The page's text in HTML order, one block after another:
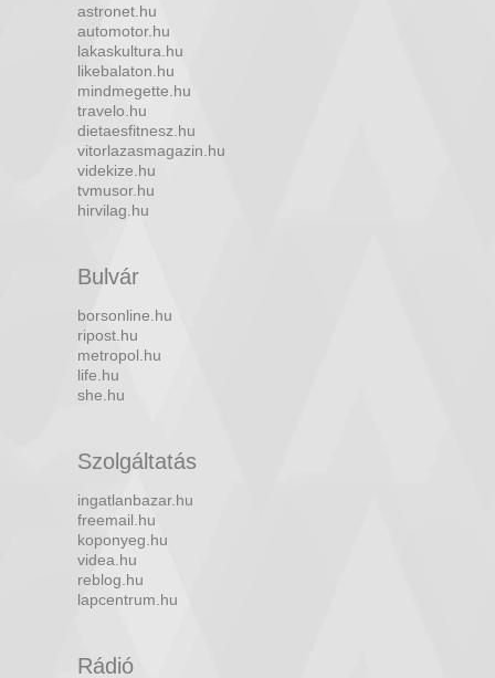
astronet.hu
automotor.hu
lakaskultura.hu
likebalaton.hu
mindmegette.hu
travelo.hu
dietaesfitnesz.hu
vitorlazasmagazin.hu
videkize.hu
tvmusor.hu
hirvilag.hu
Bulvár
borsonline.hu
ripost.hu
metropol.hu
life.hu
she.hu
Szolgáltatás
ingatlanbazar.hu
freemail.hu
koponyeg.hu
videa.hu
reblog.hu
lapcentrum.hu
Rádió